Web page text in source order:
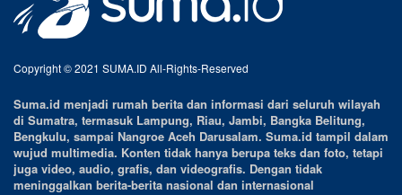
Copyright © 2021 SUMA.ID All-Rights-Reserved
Suma.id menjadi rumah berita dan informasi dari seluruh wilayah
di Sumatra, termasuk Lampung, Riau, Jambi, Bangka Belitung,
Bengkulu, sampai Nangroe Aceh Darusalam. Suma.id tampil dalam
wujud multimedia. Konten tidak hanya berupa teks dan foto, tetapi
juga video, audio, grafis, dan videografis. Dengan tidak
meninggalkan berita-berita nasional dan internasional